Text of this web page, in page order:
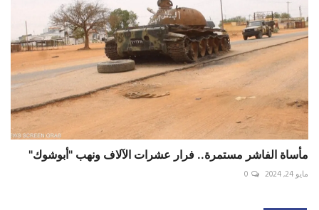
مأساة الفاشر مستمرة.. فرار عشرات الآلاف ونهب "أبوشوك"
مايو 24, 2024 0